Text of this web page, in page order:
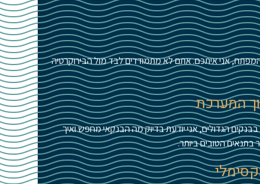
אני איתכם. אתם לא מתמודדים לבד מול הבירוקרטיה
המערכת
הגדולים, אני יודעת בדיוק מה הבנקאי מחפש ואיך
הטובים ביותר.